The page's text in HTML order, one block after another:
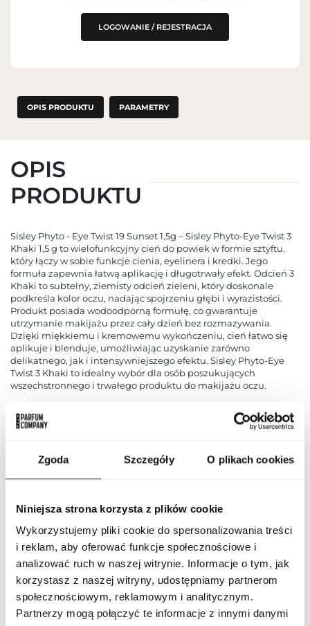
Zgoda Szczegóły O plikach cookies
Niniejsza strona korzysta z plików cookie
Wykorzystujemy pliki cookie do spersonalizowania treści
i reklam, aby oferować funkcje społecznościowe i
analizować ruch w naszej witrynie. Informacje o tym, jak
korzystasz z naszej witryny, udostępniamy partnerom
społecznościowym, reklamowym i analitycznym.
Partnerzy mogą połączyć te informacje z innymi danymi
LOGOWANIE / REJESTRACJA
OPIS PRODUKTU PARAMETRY
OPIS
PRODUKTU
Sisley Phyto - Eye Twist 19 Sunset 1,5g – Sisley Phyto-Eye Twist 3
Khaki 1,5 g to wielofunkcyjny cień do powiek w formie sztyftu,
który łączy w sobie funkcje cienia, eyelinera i kredki. Jego
formuła zapewnia łatwą aplikację i długotrwały efekt. Odcień 3
Khaki to subtelny, ziemisty odcień zieleni, który doskonale
podkreśla kolor oczu, nadając spojrzeniu głębi i wyrazistości.
Produkt posiada wodoodporną formułę, co gwarantuje
utrzymanie makijażu przez cały dzień bez rozmazywania.
Dzięki miękkiemu i kremowemu wykończeniu, cień łatwo się
aplikuje i blenduje, umożliwiając uzyskanie zarówno
delikatnego, jak i intensywniejszego efektu. Sisley Phyto-Eye
Twist 3 Khaki to idealny wybór dla osób poszukujących
wszechstronnego i trwałego produktu do makijażu oczu.
PARAMETRY
Linia Phyto - Eye
Kraj pochodzenia Francja
Kod CN 3304 20 00
Stan opakowania oryginalne